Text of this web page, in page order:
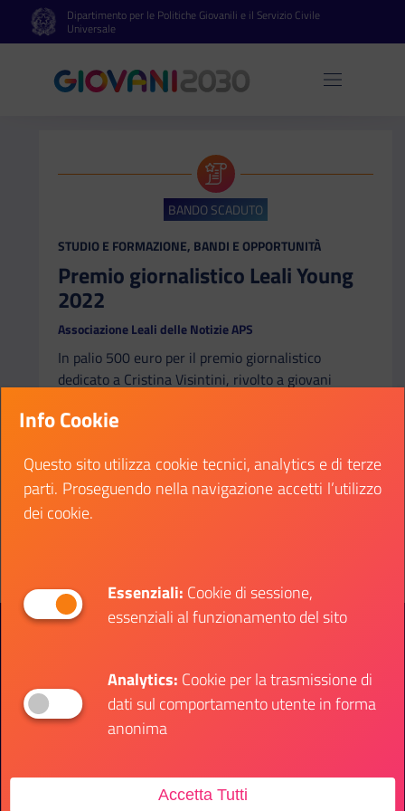
Vai al contenuto principale
Vai al footerDipartimento per le Politiche Giovanili e il Servizio Civile
Universale
Apri
BANDO SCADUTO
CATEGORIA:
STUDIO E FORMAZIONE, BANDI E OPPORTUNITÀ
Premio giornalistico Leali Young
2022
Associazione Leali delle Notizie APS
In palio 500 euro per il premio giornalistico
dedicato a Cristina Visintini, rivolto a giovani
riguardante il tema della legalità.
Data inizio:
25 febbraio 2022
Data fine:
11 aprile 2022
Vai al bando
Contatti
Info Cookie
Questo sito utilizza cookie tecnici, analytics e di terze
parti. Proseguendo nella navigazione accetti l’utilizzo
dei cookie.
Essenziali: Cookie di sessione,
essenziali al funzionamento del sito
Analytics: Cookie per la trasmissione di
dati sul comportamento utente in forma
anonima
Accetta Tutti